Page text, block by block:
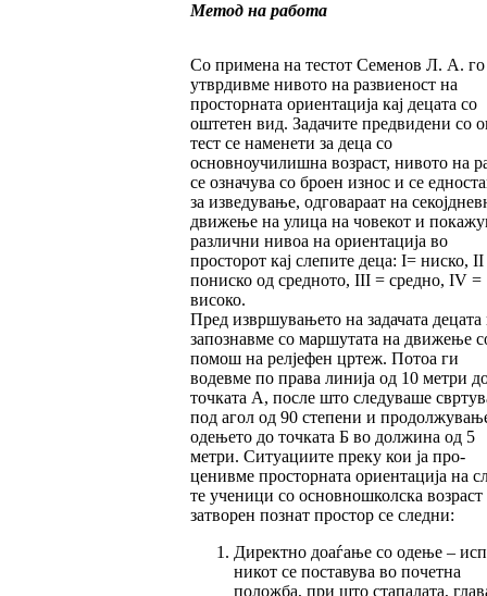
Метод на работа
Со примена на тестот Семенов Л. А. го
утвр­див­ме нивото на развиеност на
просторната ориен­­тација кај децата со
оштетен вид. Зада­чи­те предвидени со
тест се наменети за деца со
основноучилишна возраст, нивото на
се означува со броен износ и се
за из­ве­дување, одговараат на
движе­ње на улица на човекот и
различни нивоа на ориентација во
просторот кај слепите деца: I= ниско,
пониско од средното, III = средно, IV =
високо.
Пред извршувањето на задачата децата
за­поз­навме со маршутата на движење
помош на релјефен цртеж. Потоа ги
водевме по права линија од 10 метри
точката А, после што сле­дуваше
под агол од 90 степени и
одењето до точката Б во должина од 5
метри. Ситуациите преку кои ја про­
ценивме просторната ориентација на
те ученици со основношколска возраст
зат­во­рен познат простор се следни:
Директно доаѓање со одење –
ни­кот се поставува во почетна
положба, при што стапалата,